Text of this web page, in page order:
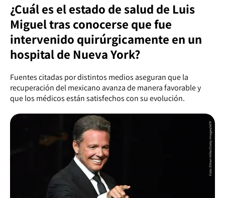
¿Cuál es el estado de salud de Luis
Miguel tras conocerse que fue
intervenido quirúrgicamente en un
hospital de Nueva York?
Fuentes citadas por distintos medios aseguran que la
recuperación del mexicano avanza de manera favorable y
que los médicos están satisfechos con su evolución.